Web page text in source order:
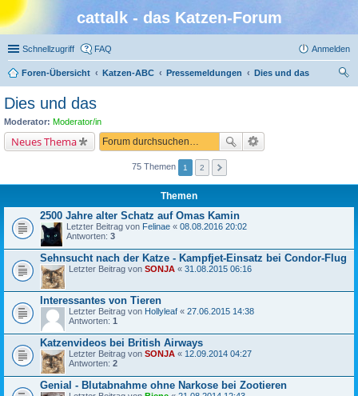
cattalk - das Katzen-Forum
Schnellzugriff FAQ Anmelden
Foren-Übersicht Katzen-ABC Pressemeldungen
Dies und das
Dies und das
Moderator: Moderator/in
Neues Thema
75 Themen 1 2
Themen
2500 Jahre alter Schatz auf Omas Kamin
Letzter Beitrag von Felinae « 08.08.2016 20:02
Antworten: 3
Sehnsucht nach der Katze - Kampfjet-Einsatz bei Condor-Flug
Letzter Beitrag von SONJA « 31.08.2015 06:16
Interessantes von Tieren
Letzter Beitrag von Hollyleaf « 27.06.2015 14:38
Antworten: 1
Katzenvideos bei British Airways
Letzter Beitrag von SONJA « 12.09.2014 04:27
Antworten: 2
Genial - Blutabnahme ohne Narkose bei Zootieren